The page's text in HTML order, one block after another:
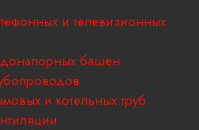
и телевизионных
башен
и котельных труб